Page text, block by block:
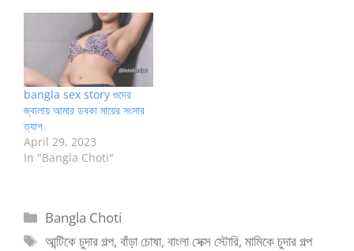
bangla sex story গুদের
জ্বালায় আমার ডবকা মায়ের সংসার
ত্যাগ
April 29, 2023
In "Bangla Choti"
Categories
Bangla Choti
Tags
আন্টিকে চুদার গল্প,বাঁড়া চোষা,বাংলা সেক্স স্টোরি,মামিকে চুদার গল্প